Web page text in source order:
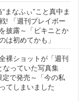
まなふぃ”こと真中ま
! 「週刊プレイボー
披露～「ビキニとか
は初めてかも」
裸ショットが「週刊
なっていた写真集
定で発売～「今の私
てしまいました